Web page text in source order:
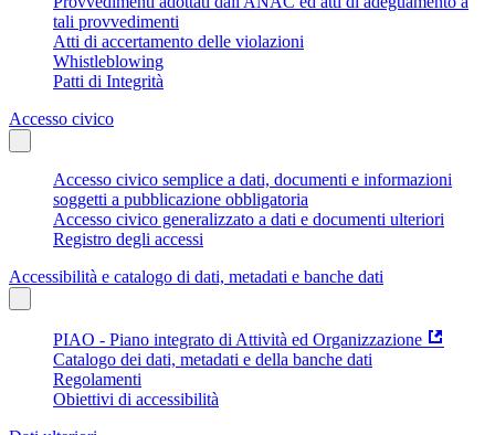
tali provvedimenti
Atti di accertamento delle violazioni
Whistleblowing
Patti di Integrità
Accesso civico
Accesso civico semplice a dati, documenti e informazioni
soggetti a pubblicazione obbligatoria
Accesso civico generalizzato a dati e documenti ulteriori
Registro degli accessi
Accessibilità e catalogo di dati, metadati e banche dati
PIAO - Piano integrato di Attività ed Organizzazione
Catalogo dei dati, metadati e della banche dati
Regolamenti
Obiettivi di accessibilità